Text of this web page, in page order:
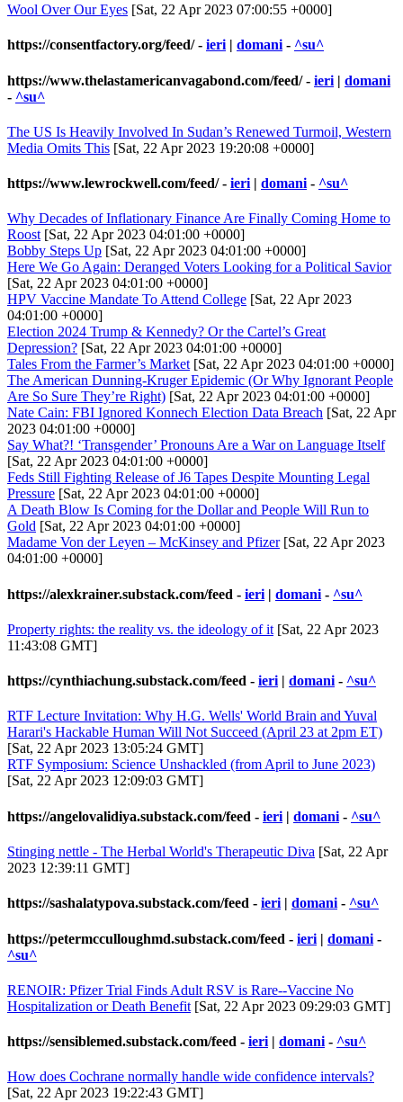
Wool Over Our Eyes [Sat, 22 Apr 2023 07:00:55 +0000]
https://consentfactory.org/feed/- ieri | domani - ^su^
https://www.thelastamericanvagabond.com/feed/- ieri | domani
- ^su^
The US Is Heavily Involved In Sudan’s Renewed Turmoil, Western
Media Omits This [Sat, 22 Apr 2023 19:20:08 +0000]
https://www.lewrockwell.com/feed/- ieri | domani - ^su^
Why Decades of Inflationary Finance Are Finally Coming Home to
Roost[Sat, 22 Apr 2023 04:01:00 +0000]
Bobby Steps Up [Sat, 22 Apr 2023 04:01:00 +0000]
Here We Go Again: Deranged Voters Looking for a Political Savior
[Sat, 22 Apr 2023 04:01:00 +0000]
HPV Vaccine Mandate To Attend College [Sat, 22 Apr 2023
04:01:00 +0000]
Election 2024 Trump & Kennedy? Or the Cartel’s Great
Depression? [Sat, 22 Apr 2023 04:01:00 +0000]
Tales From the Farmer’s Market[Sat, 22 Apr 2023 04:01:00 +0000]
The American Dunning-Kruger Epidemic (Or Why Ignorant People
Are So Sure They’re Right) [Sat, 22 Apr 2023 04:01:00 +0000]
Nate Cain: FBI Ignored Konnech Election Data Breach [Sat, 22 Apr
2023 04:01:00 +0000]
Say What?! ‘Transgender’ Pronouns Are a War on Language Itself
[Sat, 22 Apr 2023 04:01:00 +0000]
Feds Still Fighting Release of J6 Tapes Despite Mounting Legal
Pressure [Sat, 22 Apr 2023 04:01:00 +0000]
A Death Blow Is Coming for the Dollar and People Will Run to
Gold [Sat, 22 Apr 2023 04:01:00 +0000]
Madame Von der Leyen – McKinsey and Pfizer[Sat, 22 Apr 2023
04:01:00 +0000]
https://alexkrainer.substack.com/feed - ieri | domani - ^su^
Property rights: the reality vs. the ideology of it [Sat, 22 Apr 2023
11:43:08 GMT]
https://cynthiachung.substack.com/feed - ieri | domani - ^su^
RTF Lecture Invitation: Why H.G. Wells' World Brain and Yuval
Harari's Hackable Human Will Not Succeed (April 23 at 2pm ET)
[Sat, 22 Apr 2023 13:05:24 GMT]
RTF Symposium: Science Unshackled (from April to June 2023)
[Sat, 22 Apr 2023 12:09:03 GMT]
https://angelovalidiya.substack.com/feed - ieri | domani - ^su^
Stinging nettle - The Herbal World's Therapeutic Diva [Sat, 22 Apr
2023 12:39:11 GMT]
https://sashalatypova.substack.com/feed - ieri | domani - ^su^
https://petermcculloughmd.substack.com/feed - ieri | domani -
^su^
RENOIR: Pfizer Trial Finds Adult RSV is Rare--Vaccine No
Hospitalization or Death Benefit [Sat, 22 Apr 2023 09:29:03 GMT]
https://sensiblemed.substack.com/feed - ieri | domani - ^su^
How does Cochrane normally handle wide confidence intervals?
[Sat, 22 Apr 2023 19:22:43 GMT]